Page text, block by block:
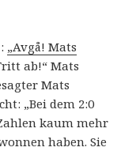
„Avgå! Mats
ab!“ Mats
Mats
„Bei dem 2:0
kaum mehr
haben. Sie